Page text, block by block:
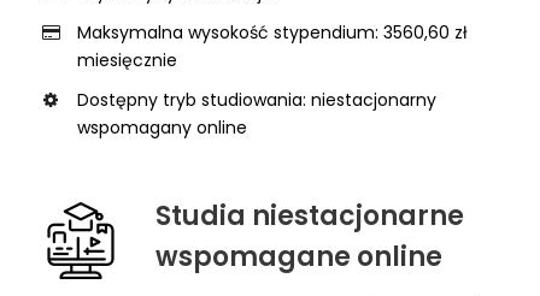
Maksymalna wysokość stypendium: 3560,60 zł
miesięcznie
Dostępny tryb studiowania: niestacjonarny
wspomagany online
Studia niestacjonarne
wspomagane online